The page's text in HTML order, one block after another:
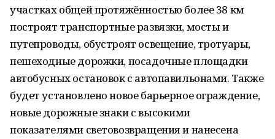
участках общей протяжённостью более 38 км
построят транспортные развязки, мосты и
путепроводы, обустроят освещение, тротуары,
пешеходные дорожки, посадочные площадки
автобусных остановок с автопавильонами. Также
будет установлено новое барьерное ограждение,
новые дорожные знаки с высокими
показателями световозвращения и нанесена